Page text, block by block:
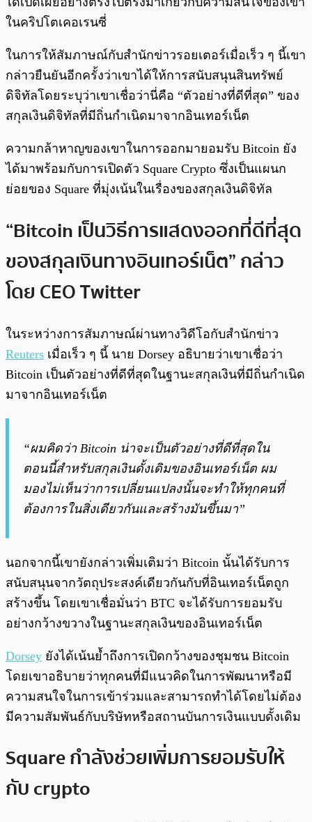
ในคริปโตเคอเรนซี่
ในการให้สัมภาษณ์กับสำนักข่าวรอยเตอร์เมื่อเร็ว ๆ นี้เขา
กล่าวยืนยันอีกครั้งว่าเขาได้ให้การสนับสนุนสินทรัพย์
ดิจิทัลโดยระบุว่าเขาเชื่อว่านี่คือ “ตัวอย่างที่ดีที่สุด” ของ
สกุลเงินดิจิทัลที่มีถิ่นกำเนิดมาจากอินเทอร์เน็ต
ความกล้าหาญของเขาในการออกมายอมรับ Bitcoin ยัง
ได้มาพร้อมกับการเปิดตัว Square Crypto ซึ่งเป็นแผนก
ย่อยของ Square ที่มุ่งเน้นในเรื่องของสกุลเงินดิจิทัล
“Bitcoin เป็นวิธีการแสดงออกที่ดีที่สุด
ของสกุลเงินทางอินเทอร์เน็ต” กล่าว
โดย CEO Twitter
ในระหว่างการสัมภาษณ์ผ่านทางวิดีโอกับสำนักข่าว
Reuters เมื่อเร็ว ๆ นี้ นาย Dorsey อธิบายว่าเขาเชื่อว่า
Bitcoin เป็นตัวอย่างที่ดีที่สุดในฐานะสกุลเงินที่มีถิ่นกำเนิด
มาจากอินเทอร์เน็ต
“ผมคิดว่า Bitcoin น่าจะเป็นตัวอย่างที่ดีที่สุดใน
ตอนนี้สำหรับสกุลเงินดั้งเดิมของอินเทอร์เน็ต ผม
มองไม่เห็นว่าการเปลี่ยนแปลงนั้นจะทำให้ทุกคนที่
ต้องการในสิ่งเดียวกันและสร้างมันขึ้นมา”
นอกจากนี้เขายังกล่าวเพิ่มเติมว่า Bitcoin นั้นได้รับการ
สนับสนุนจากวัตถุประสงค์เดียวกันกับที่อินเทอร์เน็ตถูก
สร้างขึ้น โดยเขาเชื่อมั่นว่า BTC จะได้รับการยอมรับ
อย่างกว้างขวางในฐานะสกุลเงินของอินเทอร์เน็ต
Dorsey ยังได้เน้นย้ำถึงการเปิดกว้างของชุมชน Bitcoin
โดยเขาอธิบายว่าทุกคนที่มีแนวคิดในการพัฒนาหรือมี
ความสนใจในการเข้าร่วมและสามารถทำได้โดยไม่ต้อง
มีความสัมพันธ์กับบริษัทหรือสถานบันการเงินแบบดั้งเดิม
Square กำลังช่วยเพิ่มการยอมรับให้
กับ crypto